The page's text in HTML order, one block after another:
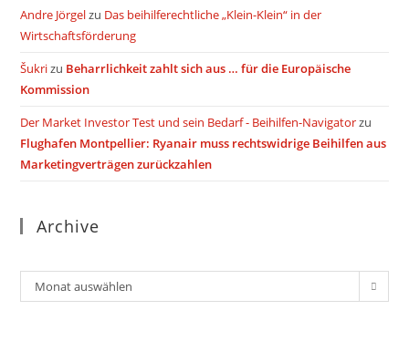
Andre Jörgelzu Das beihilferechtliche „Klein-Klein“ in der
Wirtschaftsförderung
Šukrizu Beharrlichkeit zahlt sich aus … für die Europäische
Kommission
Der Market Investor Test und sein Bedarf - Beihilfen-Navigatorzu
Flughafen Montpellier: Ryanair muss rechtswidrige Beihilfen aus
Marketingverträgen zurückzahlen
Archive
Archiv
Monat auswählen